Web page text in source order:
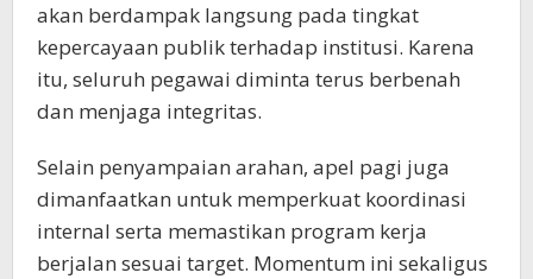
akan berdampak langsung pada tingkat
kepercayaan publik terhadap institusi. Karena
itu, seluruh pegawai diminta terus berbenah
dan menjaga integritas.
Selain penyampaian arahan, apel pagi juga
dimanfaatkan untuk memperkuat koordinasi
internal serta memastikan program kerja
berjalan sesuai target. Momentum ini sekaligus